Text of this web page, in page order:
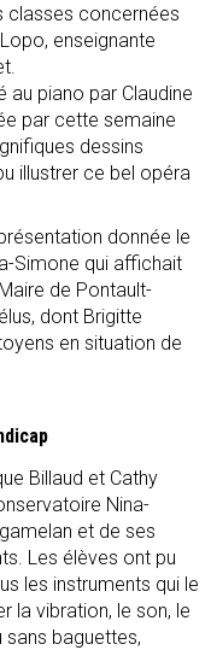
classes concernées
enseignante
piano par Claudine
par cette semaine
dessins
illustrer ce bel opéra
donnée le
Simone qui affichait
de Pontault-
dont Brigitte
en situation de
Billaud et Cathy
Nina-
et de ses
Les élèves ont pu
les instruments qui le
la vibration, le son, le
sans baguettes,